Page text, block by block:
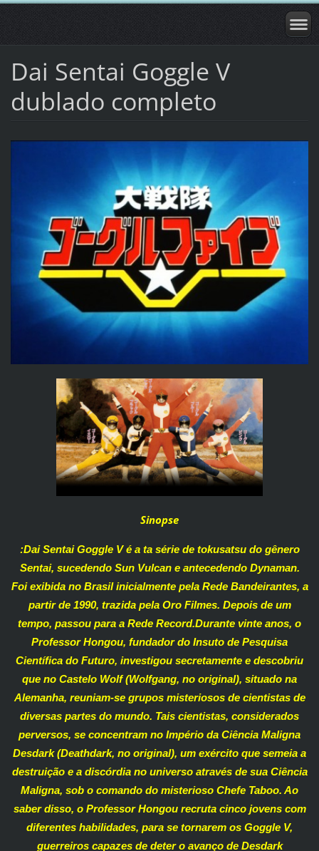
Dai Sentai Goggle V
dublado completo
Sinopse
:Dai Sentai Goggle V é a ta série de tokusatsu do gênero
Sentai, sucedendo Sun Vulcan e antecedendo Dynaman.
Foi exibida no Brasil inicialmente pela Rede Bandeirantes, a
partir de 1990, trazida pela Oro Filmes. Depois de um
tempo, passou para a Rede Record.Durante vinte anos, o
Professor Hongou, fundador do Insuto de Pesquisa
Científica do Futuro, investigou secretamente e descobriu
que no Castelo Wolf (Wolfgang, no original), situado na
Alemanha, reuniam-se grupos misteriosos de cientistas de
diversas partes do mundo. Tais cientistas, considerados
perversos, se concentram no Império da Ciência Maligna
Desdark (Deathdark, no original), um exército que semeia a
destruição e a discórdia no universo através de sua Ciência
Maligna, sob o comando do misterioso Chefe Taboo. Ao
saber disso, o Professor Hongou recruta cinco jovens com
diferentes habilidades, para se tornarem os Goggle V,
guerreiros capazes de deter o avanço de Desdark